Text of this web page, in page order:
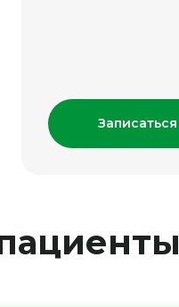
Записаться